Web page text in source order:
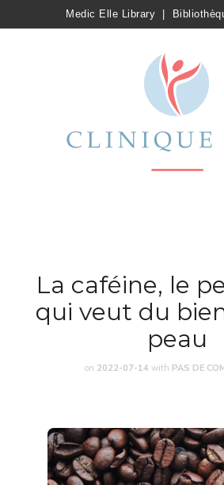
Medic Elle Library
La caféine, le
qui veut du
peau
on 2022-07-14 with PAS DE